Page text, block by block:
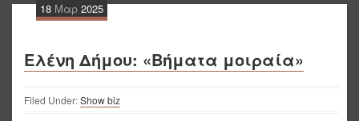
18 Μαρ 2025
Ελένη Δήμου: «Βήματα μοιραία»
Filed Under:Show biz